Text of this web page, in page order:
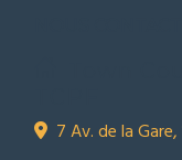
7 Av. de la Gare,